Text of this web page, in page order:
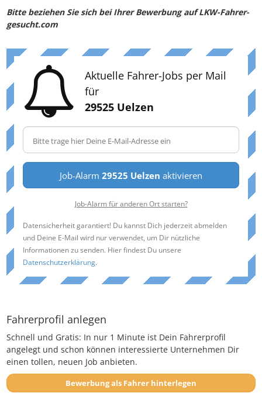
Bitte beziehen Sie sich bei Ihrer Bewerbung auf LKW-Fahrer-
gesucht.com
Aktuelle Fahrer-Jobs per Mail
für
29525 Uelzen
Job-Alarm 29525 Uelzen aktivieren
Job-Alarm für anderen Ort starten?
Datensicherheit garantiert! Du kannst Dich jederzeit abmelden
und Deine E-Mail wird nur verwendet, um Dir nützliche
Informationen zu senden. Hier findest Du unsere
Datenschutzerklärung.
Fahrerprofil anlegen
Schnell und Gratis: In nur 1 Minute ist Dein Fahrerprofil
angelegt und schon können interessierte Unternehmen Dir
einen tollen, neuen Job anbieten.
Bewerbung als Fahrer hinterlegen